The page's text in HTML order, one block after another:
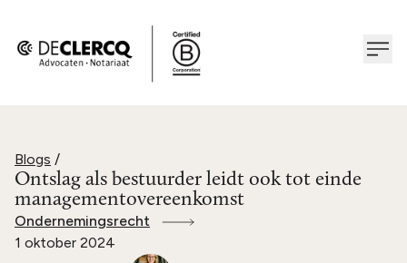
Blogs /
Ontslag als bestuurder leidt ook tot einde
managementovereenkomst
Ondernemingsrecht
1 oktober 2024